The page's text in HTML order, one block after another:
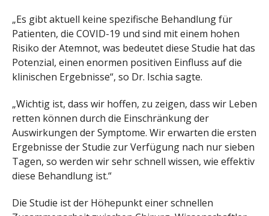
„Es gibt aktuell keine spezifische Behandlung für
Patienten, die COVID-19 und sind mit einem hohen
Risiko der Atemnot, was bedeutet diese Studie hat das
Potenzial, einen enormen positiven Einfluss auf die
klinischen Ergebnisse“, so Dr. Ischia sagte.
„Wichtig ist, dass wir hoffen, zu zeigen, dass wir Leben
retten können durch die Einschränkung der
Auswirkungen der Symptome. Wir erwarten die ersten
Ergebnisse der Studie zur Verfügung nach nur sieben
Tagen, so werden wir sehr schnell wissen, wie effektiv
diese Behandlung ist.“
Die Studie ist der Höhepunkt einer schnellen